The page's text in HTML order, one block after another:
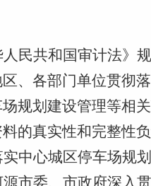
民共和国审计法》
、各部门单位贯彻
规划建设管理等相
的真实性和完整性
中心城区停车场规
市委、市政府深入